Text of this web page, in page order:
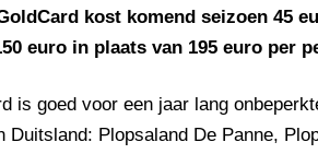
kost komend seizoen 45
euro in plaats van 195 euro per
is goed voor een jaar lang
Duitsland: Plopsaland De Panne,